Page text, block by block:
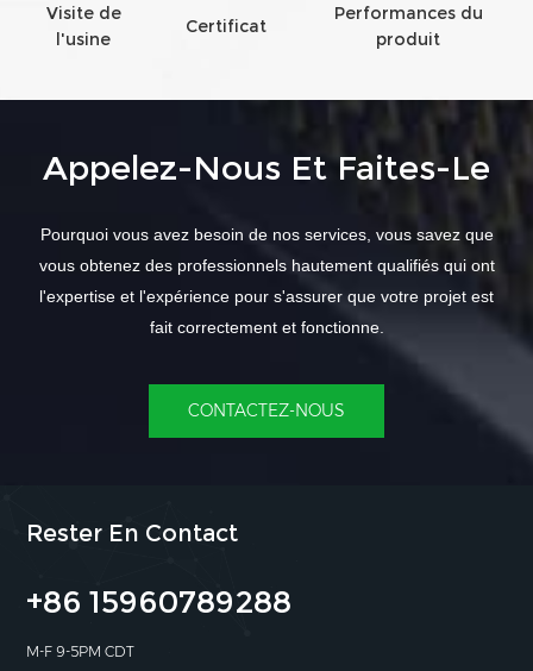
Visite de
l'usine
Certificat
Performances du
produit
Appelez-Nous Et Faites-Le
Pourquoi vous avez besoin de nos services, vous savez que
vous obtenez des professionnels hautement qualifiés qui ont
l'expertise et l'expérience pour s'assurer que votre projet est
fait correctement et fonctionne.
CONTACTEZ-NOUS
Rester En Contact
+86 15960789288
M-F 9-5PM CDT